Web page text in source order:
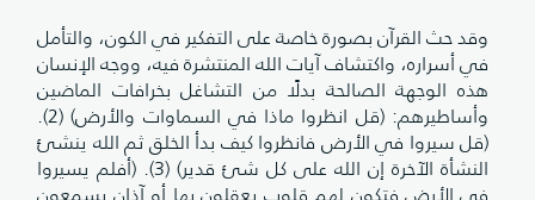
وقد حث القرآن بصورة خاصة على التفكير في الكون، والتأمل
في أسراره، واكتشاف آيات الله المنتشرة فيه، ووجه الإنسان
هذه الوجهة الصالحة بدلًا من التشاغل بخرافات الماضين
وأساطيرهم: (قل انظروا ماذا في السماوات والأرض) (2).
(قل سيروا في الأرض فانظروا كيف بدأ الخلق ثم الله ينشئ
النشأة الآخرة إن الله على كل شئ قدير) (3). (أفلم يسيروا
في الأرض فتكون لهم قلوب يعقلون بها أو آذان يسمعون